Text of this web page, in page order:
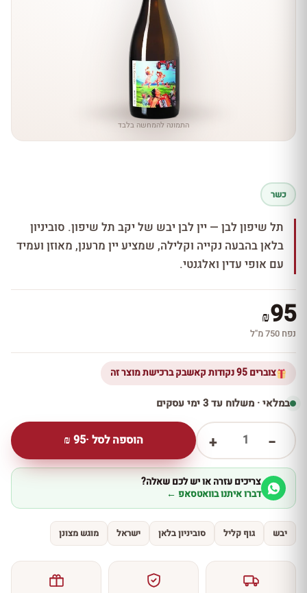
התמונה להמחשה בלבד
כשר
תל שיפון לבן — יין לבן יבש של יקב תל שיפון. סוביניון
בלאן בהבעה נקייה וקלילה, שמציע יין מרענן, מאוזן ועמיד
עם אופי עדין ואלגנטי.
₪95
נפח 750 מ''ל
צוברים 95 נקודות קאשבק ברכישת מוצר זה
במלאי · משלוח עד 3 ימי עסקים
−
1
+ הוספה לסל ·95
₪
צריכים עזרה או יש לכם שאלה?
דברו איתנו בוואטסאפ ←
יבש גוף קליל סוביניון בלאן ישראל מוגש מצונן